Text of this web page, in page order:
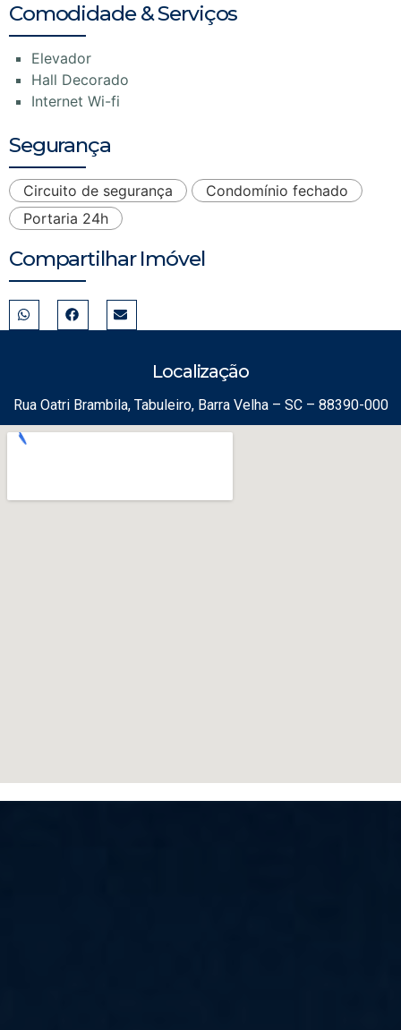
Comodidade & Serviços
Elevador
Hall Decorado
Internet Wi-fi
Segurança
Circuito de segurança
Condomínio fechado
Portaria 24h
Compartilhar Imóvel
Localização
Rua Oatri Brambila, Tabuleiro, Barra Velha – SC – 88390-000